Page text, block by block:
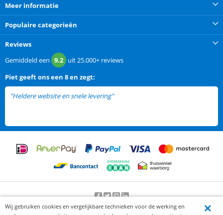
Meer informatie
Populaire categorieën
Reviews
Gemiddeld een 9.2 uit25.000+ reviews
Pietgeeft ons een 8 en zegt:
"Heldere website en snele levering"
Beoordeling door klanten:9.2/10-25000beoordelingen
Wij gebruiken cookies en vergelijkbare technieken voor de werking en